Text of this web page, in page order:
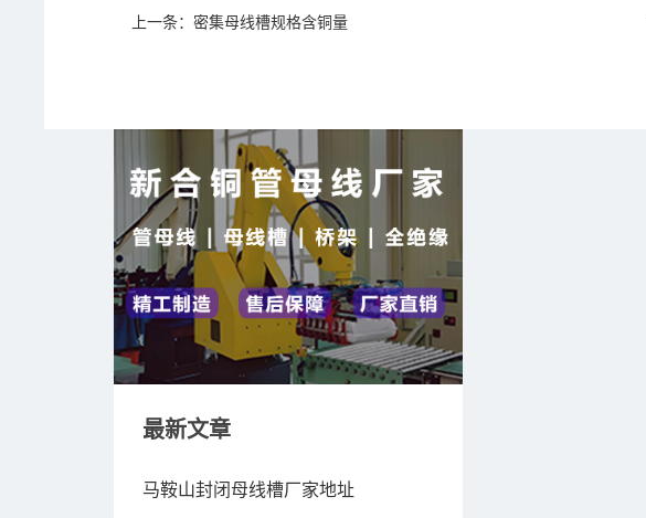
上一条：密集母线槽规格含铜量
最新文章
马鞍山封闭母线槽厂家地址